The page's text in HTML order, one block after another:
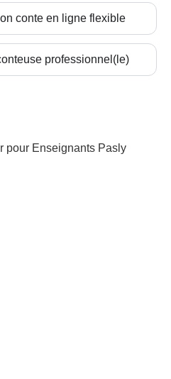
conte en ligne flexible
professionnel(le)